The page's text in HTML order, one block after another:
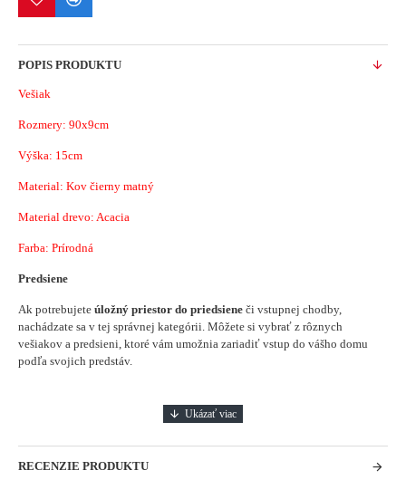
POPIS PRODUKTU
Vešiak
Rozmery: 90x9cm
Výška: 15cm
Material: Kov čierny matný
Material drevo: Acacia
Farba: Prírodná
Predsiene
Ak potrebujete úložný priestor do priedsiene či vstupnej chodby,
nachádzate sa v tej správnej kategórii. Môžete si vybrať z rôznych
vešiakov a predsieni, ktoré vám umožnia zariadiť vstup do vášho domu
podľa svojich predstáv.
RECENZIE PRODUKTU